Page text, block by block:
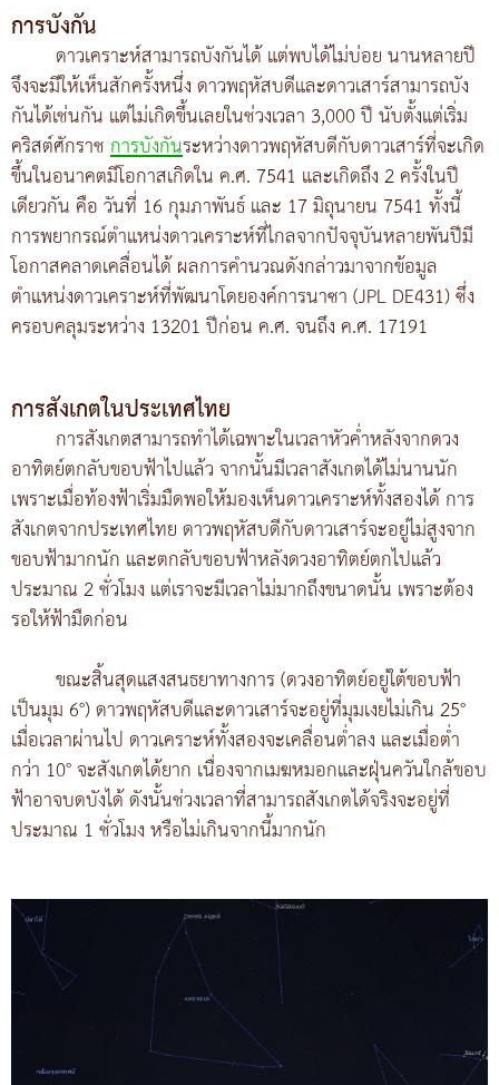
การบังกัน
ดาวเคราะห์สามารถบังกันได้ แต่พบได้ไม่บ่อย นานหลายปี
จึงจะมีให้เห็นสักครั้งหนึ่ง ดาวพฤหัสบดีและดาวเสาร์สามารถบัง
กันได้เช่นกัน แต่ไม่เกิดขึ้นเลยในช่วงเวลา 3,000 ปี นับตั้งแต่เริ่ม
คริสต์ศักราชการบังกันระหว่างดาวพฤหัสบดีกับดาวเสาร์ที่จะเกิด
ขึ้นในอนาคตมีโอกาสเกิดใน ค.ศ. 7541 และเกิดถึง 2 ครั้งในปี
เดียวกัน คือ วันที่ 16 กุมภาพันธ์ และ 17 มิถุนายน 7541 ทั้งนี้
การพยากรณ์ตำแหน่งดาวเคราะห์ที่ไกลจากปัจจุบันหลายพันปีมี
โอกาสคลาดเคลื่อนได้ ผลการคำนวณดังกล่าวมาจากข้อมูล
ตำแหน่งดาวเคราะห์ที่พัฒนาโดยองค์การนาซา (JPL DE431) ซึ่ง
ครอบคลุมระหว่าง 13201 ปีก่อน ค.ศ. จนถึง ค.ศ. 17191
การสังเกตในประเทศไทย
การสังเกตสามารถทำได้เฉพาะในเวลาหัวค่ำหลังจากดวง
อาทิตย์ตกลับขอบฟ้าไปแล้ว จากนั้นมีเวลาสังเกตได้ไม่นานนัก
เพราะเมื่อท้องฟ้าเริ่มมืดพอให้มองเห็นดาวเคราะห์ทั้งสองได้ การ
สังเกตจากประเทศไทย ดาวพฤหัสบดีกับดาวเสาร์จะอยู่ไม่สูงจาก
ขอบฟ้ามากนัก และตกลับขอบฟ้าหลังดวงอาทิตย์ตกไปแล้ว
ประมาณ 2 ชั่วโมง แต่เราจะมีเวลาไม่มากถึงขนาดนั้น เพราะต้อง
รอให้ฟ้ามืดก่อน
ขณะสิ้นสุดแสงสนธยาทางการ (ดวงอาทิตย์อยู่ใต้ขอบฟ้า
เป็นมุม 6°) ดาวพฤหัสบดีและดาวเสาร์จะอยู่ที่มุมเงยไม่เกิน 25°
เมื่อเวลาผ่านไป ดาวเคราะห์ทั้งสองจะเคลื่อนต่ำลง และเมื่อต่ำ
กว่า 10° จะสังเกตได้ยาก เนื่องจากเมฆหมอกและฝุ่นควันใกล้ขอบ
ฟ้าอาจบดบังได้ ดังนั้นช่วงเวลาที่สามารถสังเกตได้จริงจะอยู่ที่
ประมาณ 1 ชั่วโมง หรือไม่เกินจากนี้มากนัก